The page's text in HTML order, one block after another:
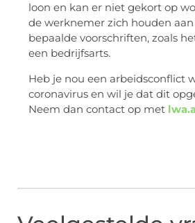
loon en kan er niet gekort op
de werknemer zich houden
bepaalde voorschriften, zoals
een bedrijfsarts.
Heb je nou een arbeidsconflict
coronavirus en wil je dat dit
Neem dan contact op met